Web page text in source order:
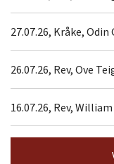
27.07.26, Kråke,
26.07.26, Rev, Ove
16.07.26, Rev,